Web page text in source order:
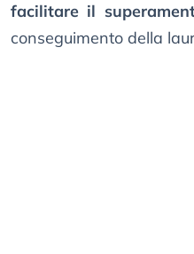
facilitare il
conseguimento della